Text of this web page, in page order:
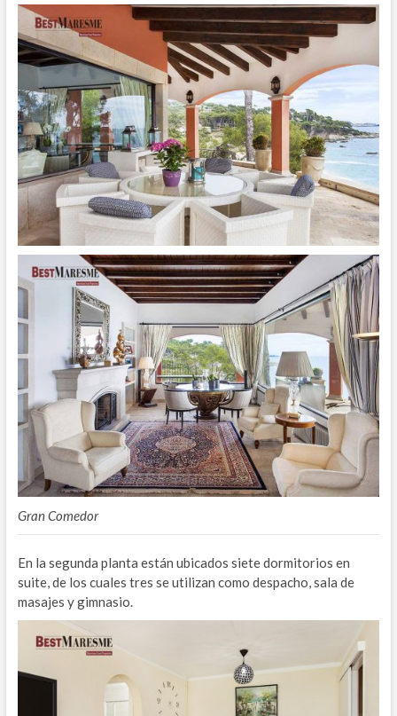
Gran Comedor
En la segunda planta están ubicados siete dormitorios en
suite, de los cuales tres se utilizan como despacho, sala de
masajes y gimnasio.